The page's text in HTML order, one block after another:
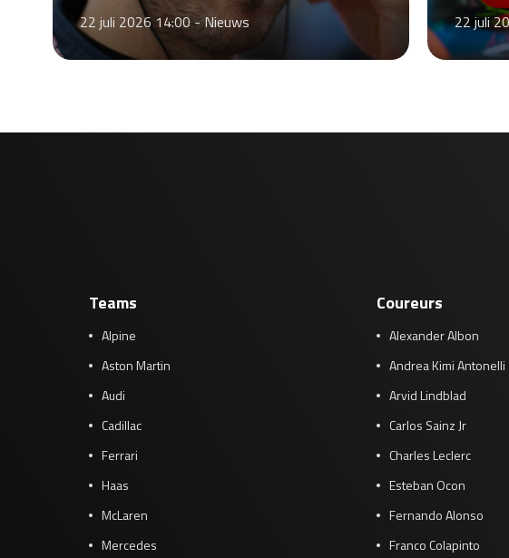
22 juli 2026 14:00 -Nieuws 22 juli
Teams
Alpine
Aston Martin
Audi
Cadillac
Ferrari
Haas
McLaren
Mercedes
Coureurs
Alexander Albon
Andrea Kimi Antonelli
Arvid Lindblad
Carlos Sainz Jr
Charles Leclerc
Esteban Ocon
Fernando Alonso
Franco Colapinto